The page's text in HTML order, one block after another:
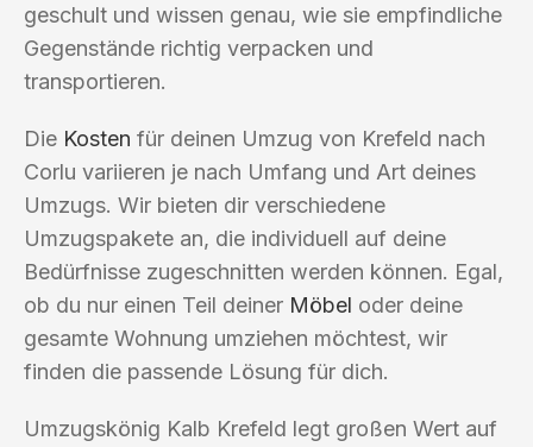
geschult und wissen genau, wie sie empfindliche
Gegenstände richtig verpacken und
transportieren.
Die Kosten für deinen Umzug von Krefeld nach
Corlu variieren je nach Umfang und Art deines
Umzugs. Wir bieten dir verschiedene
Umzugspakete an, die individuell auf deine
Bedürfnisse zugeschnitten werden können. Egal,
ob du nur einen Teil deiner Möbel oder deine
gesamte Wohnung umziehen möchtest, wir
finden die passende Lösung für dich.
Umzugskönig Kalb Krefeld legt großen Wert auf